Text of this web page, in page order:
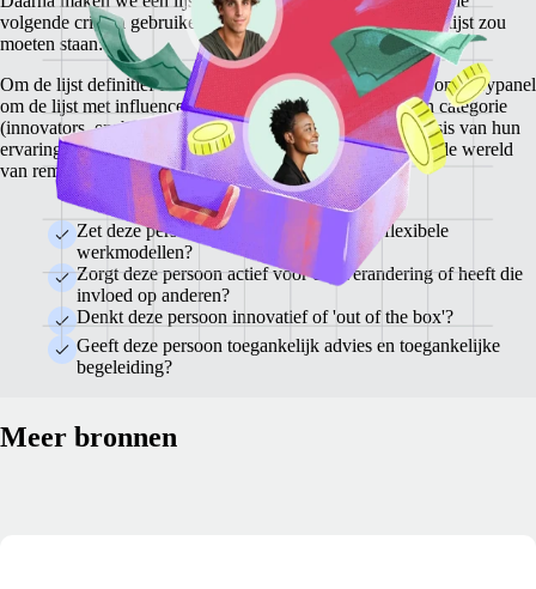
volgende criteria gebruiken om te bepalen of iemand op de lijst zou
moeten staan:
Om de lijst definitief te maken, vragen we de experts van ons jurypanel
om de lijst met influencers te beoordelen, elk in hun eigen categorie
(innovators, enablers of accelerators) en te stemmen op basis van hun
ervaring en kennis. Dit leidt tot een lijst met 150 leiders in de wereld
van remote werken, met 50 mensen in elke categorie.
Zet deze persoon zich in voor remote en flexibele
werkmodellen?
Zorgt deze persoon actief voor een verandering of heeft die
invloed op anderen?
Denkt deze persoon innovatief of 'out of the box'?
Geeft deze persoon toegankelijk advies en toegankelijke
begeleiding?
Meer bronnen